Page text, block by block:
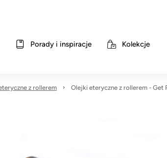
Porady i inspiracje Kolekcje
z rollerem Olejki eteryczne z rollerem - Get